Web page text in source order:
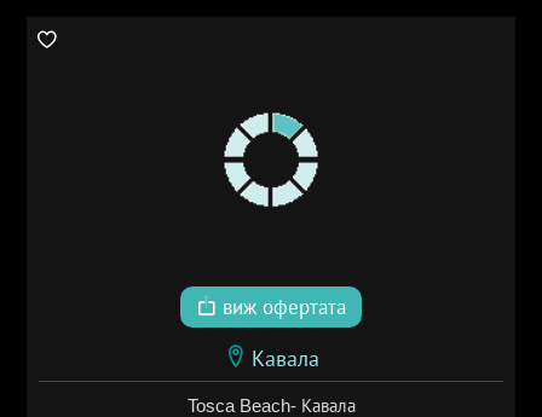
виж офертата
Кавала
Tosca Beach- Кавала